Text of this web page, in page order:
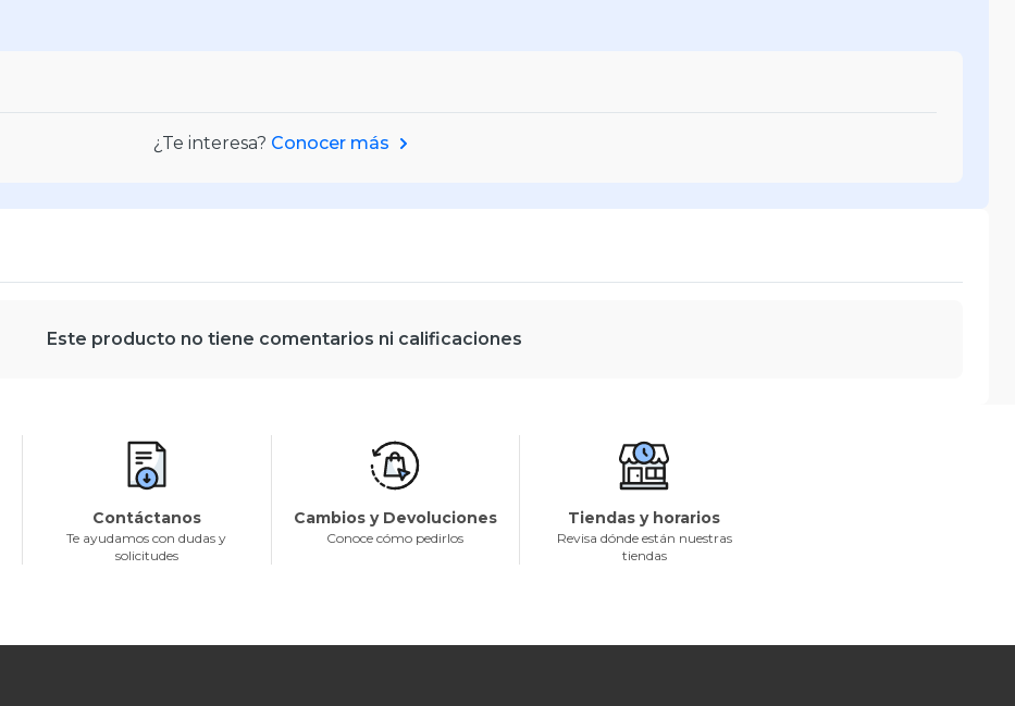
¿Te interesa? Conocer más
Este producto no tiene comentarios ni calificaciones
Contáctanos
Te ayudamos con dudas y
solicitudes
Cambios y Devoluciones
Conoce cómo pedirlos
Tiendas y horarios
Revisa dónde están nuestras
tiendas